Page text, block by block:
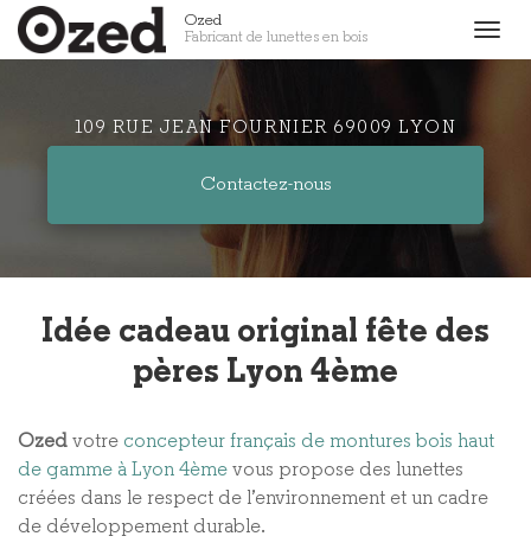
Aller
au
Ozed
Fabricant de lunettes en bois
109 RUE JEAN FOURNIER 69009 LYON
Contactez-nous
Idée cadeau original fête des
pères Lyon 4ème
Ozed votre concepteur français de montures bois haut
de gamme à Lyon 4ème vous propose des lunettes
créées dans le respect de l’environnement et un cadre
de développement durable.